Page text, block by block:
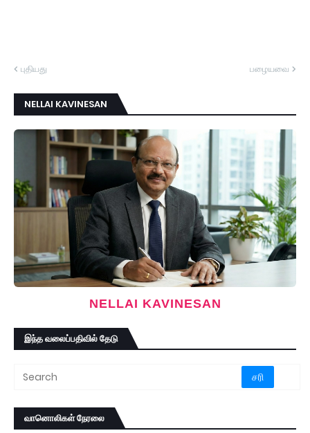
புதியது பழையவை
NELLAI KAVINESAN
NELLAI KAVINESAN
இந்த வலைப்பதிவில் தேடு
வானொலிகள் நேரலை